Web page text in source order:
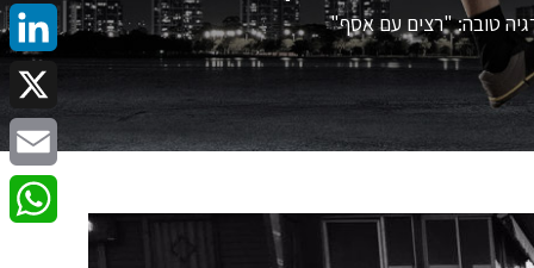
טובה: "רצים עם אסף"
X
Email